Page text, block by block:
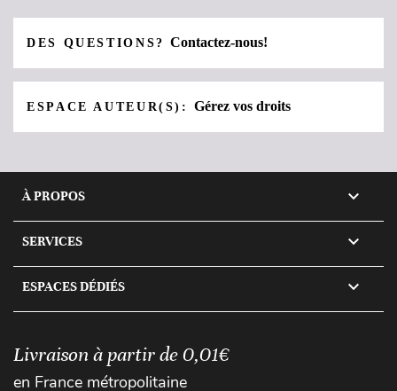
DES QUESTIONS?Contactez-nous!
ESPACE AUTEUR(S):Gérez vos droits
À PROPOS 
SERVICES 
ESPACES DÉDIÉS 
Livraison à partir de 0,01€
en France métropolitaine